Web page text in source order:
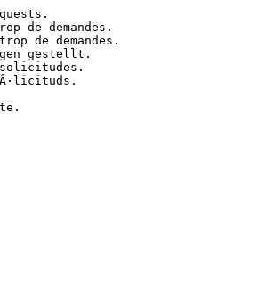
de demandes.
de demandes.
gestellt.
solicitudes.